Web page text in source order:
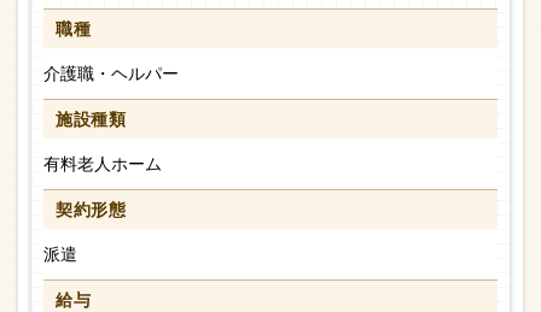
職種
介護職・ヘルパー
施設種類
有料老人ホーム
契約形態
派遣
給与